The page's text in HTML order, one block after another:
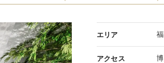
エリア
アクセス